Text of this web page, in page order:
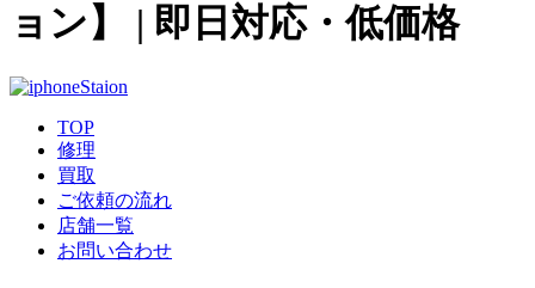
ョン】 | 即日対応・低価格
TOP
修理
買取
ご依頼の流れ
店舗一覧
お問い合わせ